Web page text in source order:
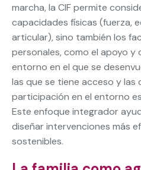
marcha, la CIF permite
capacidades físicas (fuerza,
articular), sino también los
personales, como el apoyo y
entorno en el que se
las que se tiene acceso y
participación en el entorno
Este enfoque integrador
diseñar intervenciones más
sostenibles.